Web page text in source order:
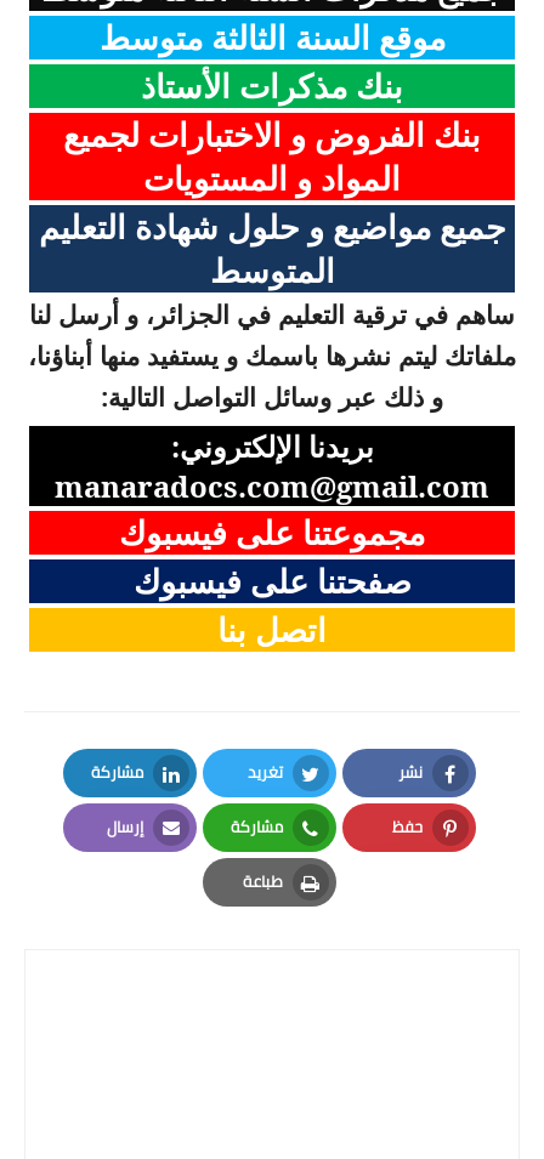
موقع السنة الثالثة متوسط
بنك مذكرات الأستاذ
بنك الفروض و الاختبارات لجميع
المواد و المستويات
جميع مواضيع و حلول شهادة التعليم
المتوسط
ساهم في ترقية التعليم في الجزائر، و أرسل لنا
ملفاتك ليتم نشرها باسمك و يستفيد منها أبناؤنا،
و ذلك عبر وسائل التواصل التالية:
بريدنا الإلكتروني:
manaradocs.com@gmail.com
مجموعتنا على فيسبوك
صفحتنا على فيسبوك
اتصل بنا
نشر
Facebook
تغريد
Twitter
مشاركة
LinkedIn
حفظ
Pinterest
مشاركة
Whatsapp
إرسال
Email
طباعة
Print